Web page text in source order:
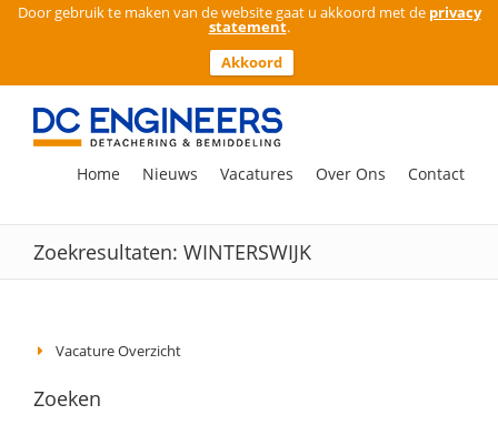
Door gebruik te maken van de website gaat u akkoord met de privacy
statement.
Akkoord
Ga
inhoud
naar:
Home Nieuws Vacatures Over Ons Contact
Zoekresultaten: WINTERSWIJK
Vacature Overzicht
Zoeken